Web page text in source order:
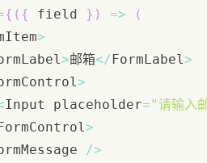
{ ( { field } ) =>
(
>
>邮箱</FormLabel>
>
Input placeholder="请输入
>
/>